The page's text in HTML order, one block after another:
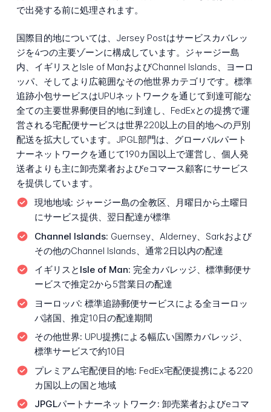
で出発する前に処理されます。
国際目的地については、Jersey Postはサービスカバレッ
ジを4つの主要ゾーンに構成しています。ジャージー島
内、イギリスとIsle of ManおよびChannel Islands、ヨーロ
ッパ、そしてより広範囲なその他世界カテゴリです。標準
追跡小包サービスはUPUネットワークを通じて到達可能な
全ての主要世界郵便目的地に到達し、FedExとの提携で運
営される宅配便サービスは世界220以上の目的地への戸別
配送を拡大しています。JPGL部門は、グローバルパート
ナーネットワークを通じて190カ国以上で運営し、個人発
送者よりも主に卸売業者およびeコマース顧客にサービス
を提供しています。
現地地域: ジャージー島の全教区、月曜日から土曜日
にサービス提供、翌日配達が標準
Channel Islands: Guernsey、Alderney、Sarkおよび
その他のChannel Islands、通常2日以内の配達
イギリスとIsle of Man: 完全カバレッジ、標準郵便サ
ービスで推定2から5営業日の配達
ヨーロッパ: 標準追跡郵便サービスによる全ヨーロッ
パ諸国、推定10日の配達期間
その他世界: UPU提携による幅広い国際カバレッジ、
標準サービスで約10日
プレミアム宅配便目的地: FedEx宅配便提携による220
カ国以上の国と地域
JPGLパートナーネットワーク: 卸売業者およびeコマ